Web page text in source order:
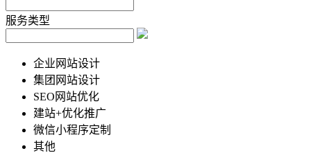
服务类型
企业网站设计
集团网站设计
SEO网站优化
建站+优化推广
微信小程序定制
其他